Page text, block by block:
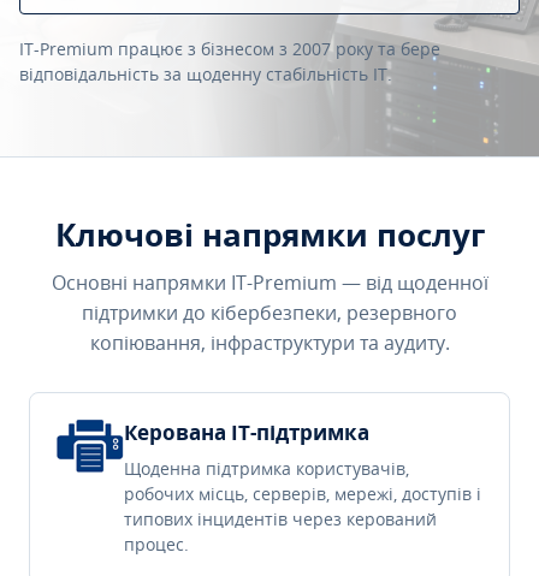
IT-Premium працює з бізнесом з 2007 року та бере
відповідальність за щоденну стабільність IT.
Ключові напрямки послуг
Основні напрямки IT-Premium — від щоденної
підтримки до кібербезпеки, резервного
копіювання, інфраструктури та аудиту.
Керована IT-підтримка
Щоденна підтримка користувачів,
робочих місць, серверів, мережі, доступів і
типових інцидентів через керований
процес.